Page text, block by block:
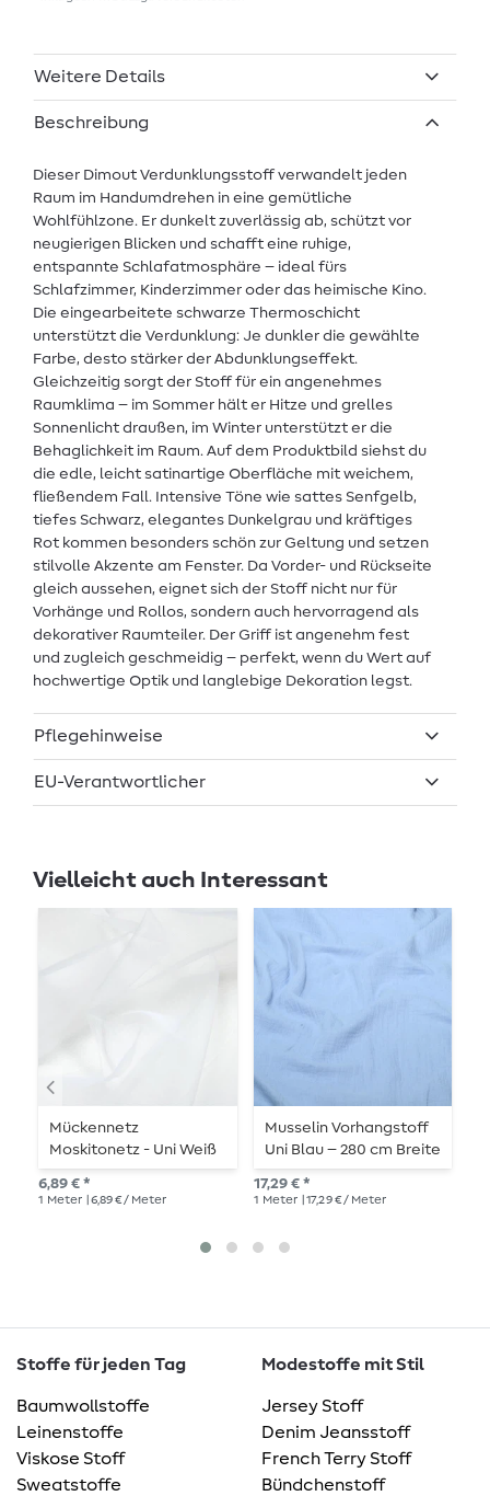
Weitere Details
Beschreibung
Dieser Dimout Verdunklungsstoff verwandelt jeden
Raum im Handumdrehen in eine gemütliche
Wohlfühlzone. Er dunkelt zuverlässig ab, schützt vor
neugierigen Blicken und schafft eine ruhige,
entspannte Schlafatmosphäre – ideal fürs
Schlafzimmer, Kinderzimmer oder das heimische Kino.
Die eingearbeitete schwarze Thermoschicht
unterstützt die Verdunklung: Je dunkler die gewählte
Farbe, desto stärker der Abdunklungseffekt.
Gleichzeitig sorgt der Stoff für ein angenehmes
Raumklima – im Sommer hält er Hitze und grelles
Sonnenlicht draußen, im Winter unterstützt er die
Behaglichkeit im Raum. Auf dem Produktbild siehst du
die edle, leicht satinartige Oberfläche mit weichem,
fließendem Fall. Intensive Töne wie sattes Senfgelb,
tiefes Schwarz, elegantes Dunkelgrau und kräftiges
Rot kommen besonders schön zur Geltung und setzen
stilvolle Akzente am Fenster. Da Vorder- und Rückseite
gleich aussehen, eignet sich der Stoff nicht nur für
Vorhänge und Rollos, sondern auch hervorragend als
dekorativer Raumteiler. Der Griff ist angenehm fest
und zugleich geschmeidig – perfekt, wenn du Wert auf
hochwertige Optik und langlebige Dekoration legst.
Pflegehinweise
EU-Verantwortlicher
Vielleicht auch Interessant
Mückennetz
Moskitonetz - Uni Weiß
Extrabreit 300 cm
6,89 € *
1 Meter | 6,89 € / Meter
Musselin Vorhangstoff
Uni Blau – 280 cm Breite
17,29 € *
1 Meter | 17,29 € / Meter
Stoffe für jeden Tag
Baumwollstoffe
Leinenstoffe
Viskose Stoff
Sweatstoffe
Modestoffe mit Stil
Jersey Stoff
Denim Jeansstoff
French Terry Stoff
Bündchenstoff